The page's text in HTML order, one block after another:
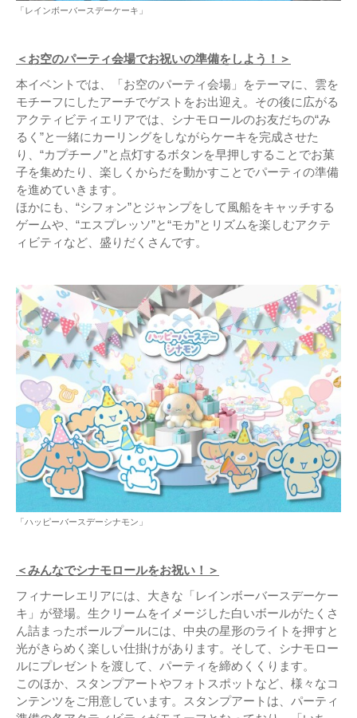
「レインボーバースデーケーキ」
＜お空のパーティ会場でお祝いの準備をしよう！＞
本イベントでは、「お空のパーティ会場」をテーマに、雲を
モチーフにしたアーチでゲストをお出迎え。その後に広がる
アクティビティエリアでは、シナモロールのお友だちの“み
るく”と一緒にカーリングをしながらケーキを完成させた
り、“カプチーノ”と点灯するボタンを早押しすることでお菓
子を集めたり、楽しくからだを動かすことでパーティの準備
を進めていきます。
ほかにも、“シフォン”とジャンプをして風船をキャッチする
ゲームや、“エスプレッソ”と“モカ”とリズムを楽しむアクテ
ィビティなど、盛りだくさんです。
「ハッピーバースデーシナモン」
＜みんなでシナモロールをお祝い！＞
フィナーレエリアには、大きな「レインボーバースデーケー
キ」が登場。生クリームをイメージした白いボールがたくさ
ん詰まったボールプールには、中央の星形のライトを押すと
光がきらめく楽しい仕掛けがあります。そして、シナモロー
ルにプレゼントを渡して、パーティを締めくくります。
このほか、スタンプアートやフォトスポットなど、様々なコ
ンテンツをご用意しています。スタンプアートは、パーティ